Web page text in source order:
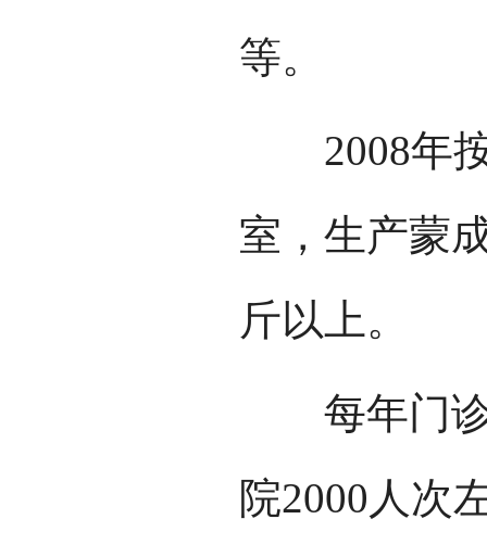
等。
2008年按
室，生产蒙
斤以上。
每年门诊
院2000人次